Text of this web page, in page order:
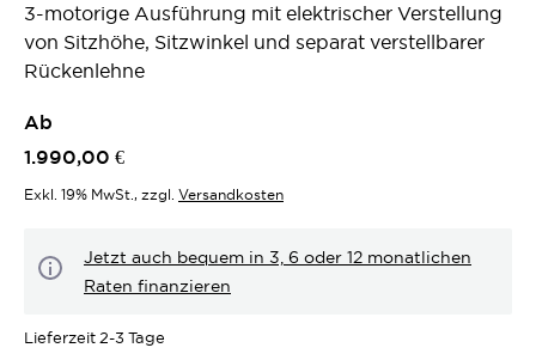
3-motorige Ausführung mit elektrischer Verstellung
von Sitzhöhe, Sitzwinkel und separat verstellbarer
Rückenlehne
Jetzt auch bequem in 3, 6 oder 12 monatlichen
Raten finanzieren
Ab
1.990,00 €
Exkl. 19% MwSt., zzgl. Versandkosten
Lieferzeit 2-3 Tage